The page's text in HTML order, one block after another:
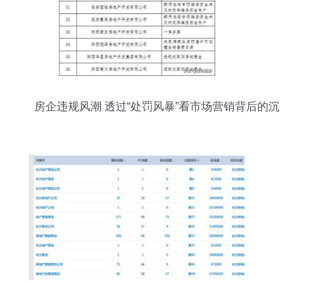
房企违规风潮 透过“处罚风暴”看市场营销背后的沉